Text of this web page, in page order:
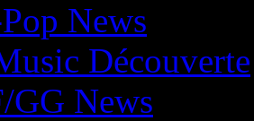
News
Découverte
GG News